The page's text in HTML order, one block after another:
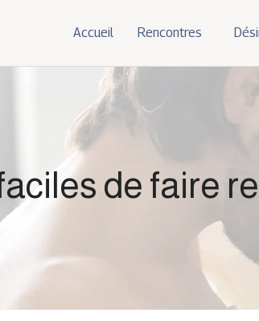
Rencontres
Accueil
de faire